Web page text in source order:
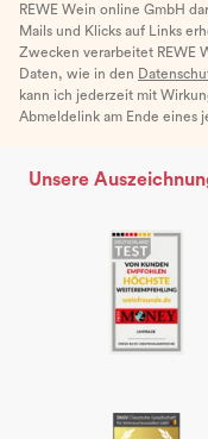
REWE Wein online GmbH
Mails und Klicks auf Links
Zwecken verarbeitet REWE
Daten, wie in den
kann ich jederzeit mit
Abmeldelink am Ende eines
Unsere